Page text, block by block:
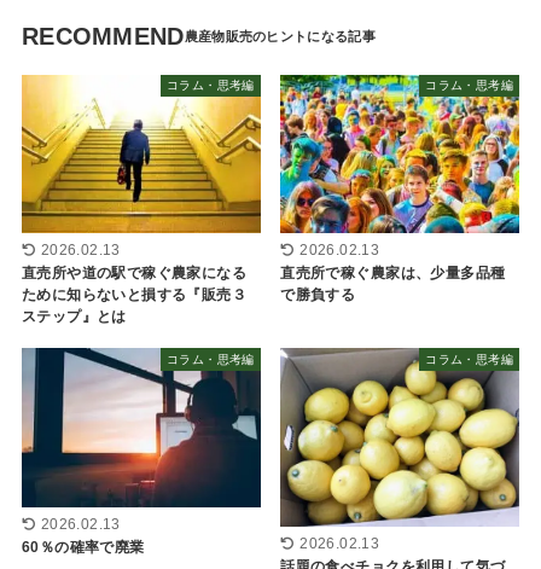
RECOMMEND
コラム・思考編
2026.02.13
直売所や道の駅で稼ぐ農家になる
ために知らないと損する『販売３
ステップ』とは
コラム・思考編
2026.02.13
直売所で稼ぐ農家は、少量多品種
で勝負する
コラム・思考編
2026.02.13
60％の確率で廃業
コラム・思考編
2026.02.13